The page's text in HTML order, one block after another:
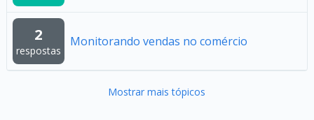
2
respostas
Monitorando vendas no comércio
Mostrar mais tópicos